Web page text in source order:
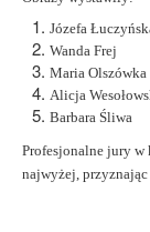
Józefa
Wanda Frej
Maria Olszówka
Alicja
Barbara Śliwa
Profesjonalne jury w
najwyżej, przyznając